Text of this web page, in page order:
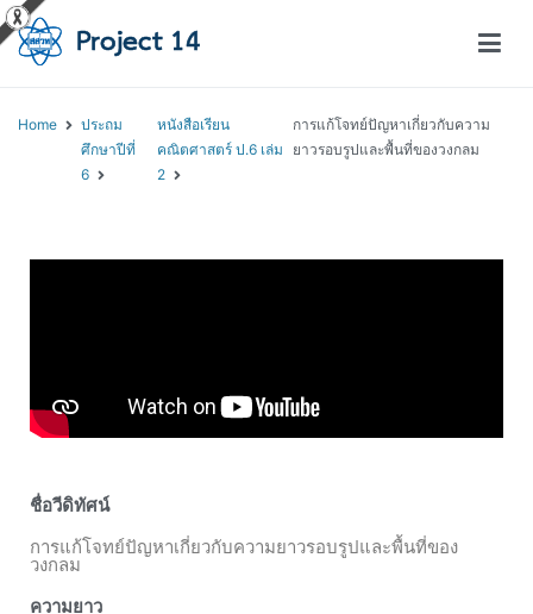
Home
ประถม
ศึกษาปีที่
6
หนังสือเรียน
คณิตศาสตร์ ป.6 เล่ม
2
การแก้โจทย์ปัญหาเกี่ยวกับความ
ยาวรอบรูปและพื้นที่ของวงกลม
ชื่อวีดิทัศน์
การแก้โจทย์ปัญหาเกี่ยวกับความยาวรอบรูปและพื้นที่ของ
วงกลม
ความยาว